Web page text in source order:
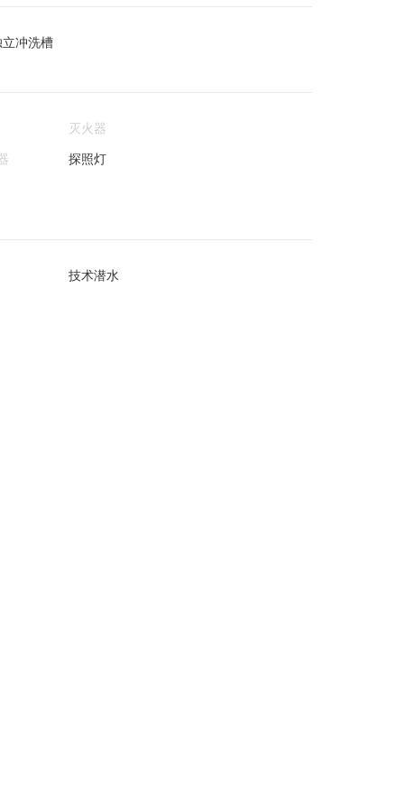
冲洗槽
灭火器
探照灯
技术潜水